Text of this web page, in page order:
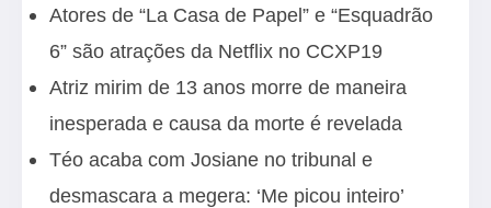
Atores de “La Casa de Papel” e “Esquadrão
6” são atrações da Netflix no CCXP19
Atriz mirim de 13 anos morre de maneira
inesperada e causa da morte é revelada
Téo acaba com Josiane no tribunal e
desmascara a megera: ‘Me picou inteiro’